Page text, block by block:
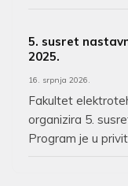
5. susret
2025.
16. srpnja 2026.
Fakultet
organizira 5.
Program je u